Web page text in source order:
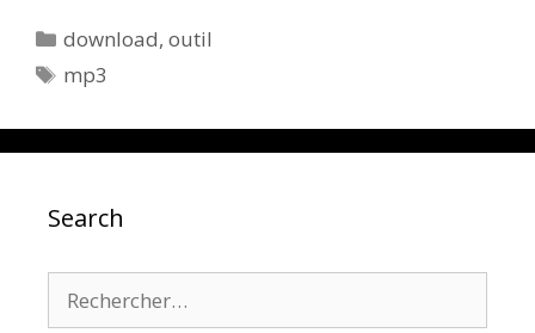
Catégories
download,outil
Étiquettes
mp3
Search